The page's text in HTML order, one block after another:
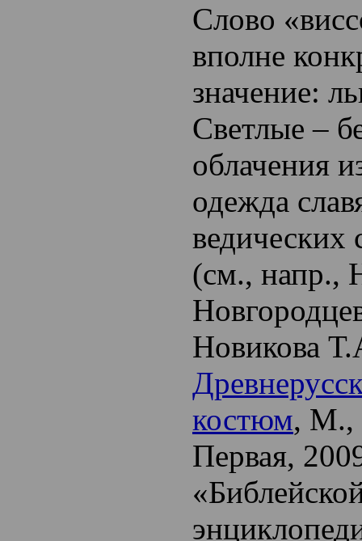
Слово
вполне
значение:
Светлые –
облачения
одежда
ведических
(см., напр.,
Новикова
костюм, М.,
Первая,